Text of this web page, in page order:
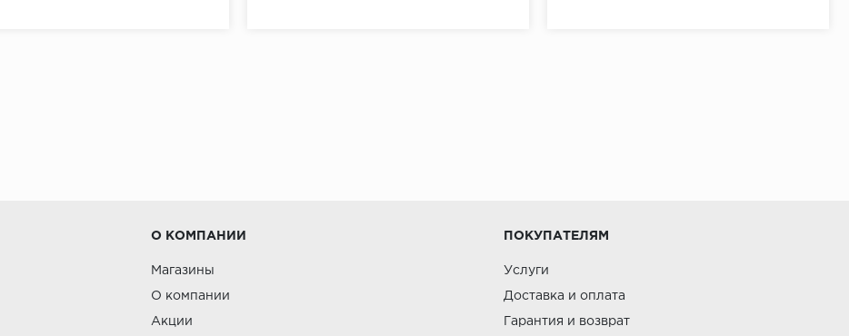
О КОМПАНИИ
Магазины
О компании
Акции
ПОКУПАТЕЛЯМ
Услуги
Доставка и оплата
Гарантия и возврат